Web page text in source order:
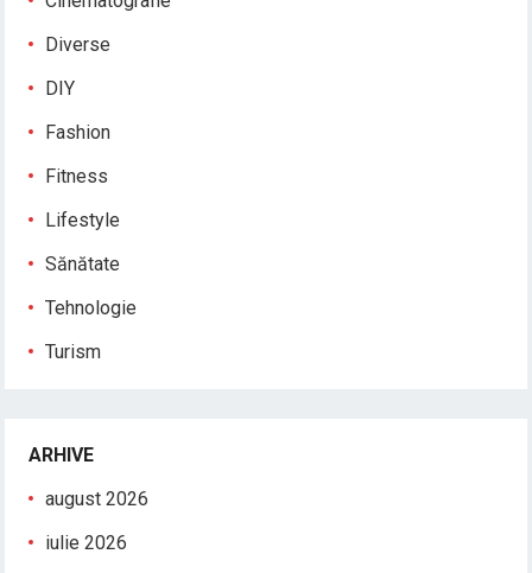
Diverse
DIY
Fashion
Fitness
Lifestyle
Sănătate
Tehnologie
Turism
ARHIVE
august 2026
iulie 2026